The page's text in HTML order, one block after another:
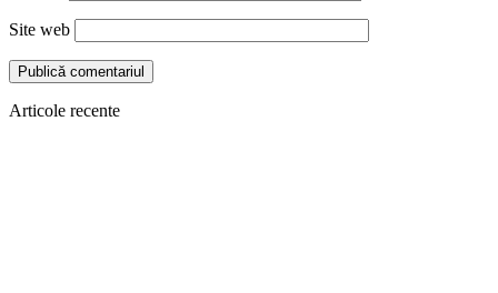
Site web
Articole recente